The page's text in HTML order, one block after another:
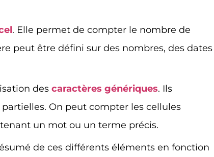
. Elle permet de compter le nombre de
peut être défini sur des nombres, des dates
des caractères génériques. Ils
On peut compter les cellules
un mot ou un terme précis.
de ces différents éléments en fonction